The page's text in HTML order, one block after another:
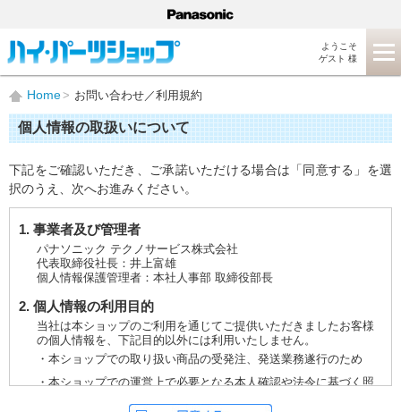
ようこそ
ゲスト 様
Home お問い合わせ／利用規約
個人情報の取扱いについて
下記をご確認いただき、ご承諾いただける場合は「同意する」を選
択のうえ、次へお進みください。
1. 事業者及び管理者
パナソニック テクノサービス株式会社
代表取締役社長：井上富雄
個人情報保護管理者：本社人事部 取締役部長
2. 個人情報の利用目的
当社は本ショップのご利用を通じてご提供いただきましたお客様
の個人情報を、下記目的以外には利用いたしません。
・本ショップでの取り扱い商品の受発注、発送業務遂行のため
・本ショップでの運営上で必要となる本人確認や法令に基づく照